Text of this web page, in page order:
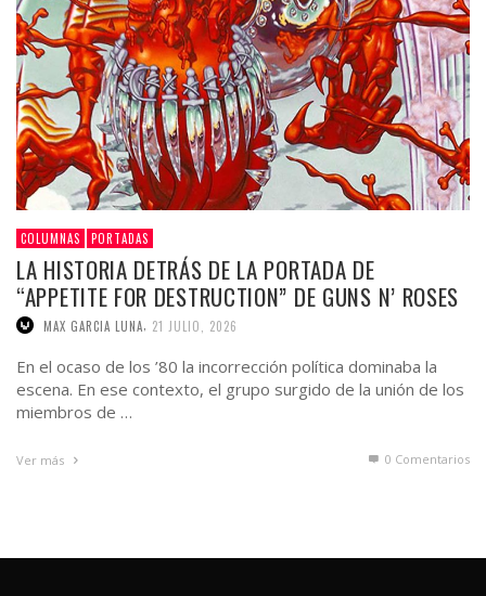
COLUMNAS PORTADAS
LA HISTORIA DETRÁS DE LA PORTADA DE
“APPETITE FOR DESTRUCTION” DE GUNS N’ ROSES
MAX GARCIA LUNA 21 JULIO, 2026
En el ocaso de los ’80 la incorrección política dominaba la
escena. En ese contexto, el grupo surgido de la unión de los
miembros de …
Ver más 0 Comentarios